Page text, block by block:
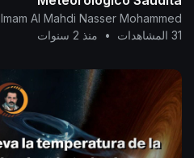
Al Mahdi Nasser Mohammed
31 المشاهدات
• منذ 2 سنوات